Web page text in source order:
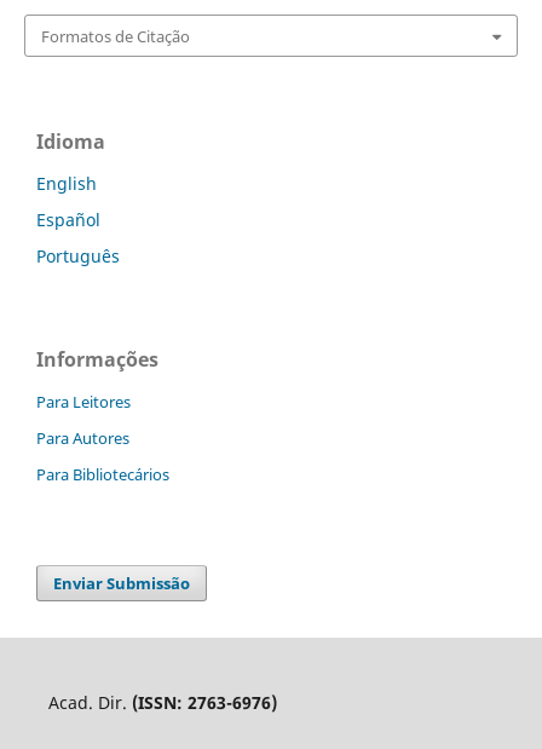
Formatos de Citação
Idioma
English
Español
Português
Informações
Para Leitores
Para Autores
Para Bibliotecários
Enviar Submissão
Acad. Dir. (ISSN: 2763-6976)